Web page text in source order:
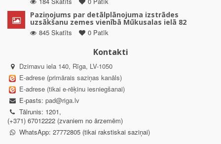
Paziņojums par detālplānojuma izstrādes
uzsākšanu zemes vienībā Mūkusalas ielā 82
845 Skatīts
0 Patīk
Kontakti
Dzirnavu iela 140, Rīga, LV-1050
E-adrese (primārais saziņas kanāls)
E-adrese (tikai e-rēķinu iesniegšanai)
E-pasts: pad@riga.lv
Tālrunis: 1201,
(+371) 67012222 (zvaniem no ārzemēm)
WhatsApp: 27772805 (tikai rakstiskai saziņai)